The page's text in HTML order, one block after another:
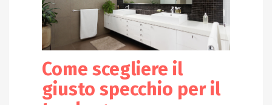
Come scegliere il
giusto specchio per il